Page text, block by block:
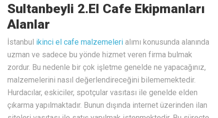
Sultanbeyli 2.El Cafe Ekipmanları
Alanlar
İstanbul ikinci el cafe malzemeleri alımı konusunda alanında
uzman ve sadece bu yönde hizmet veren firma bulmak
zordur. Bu nedenle bir çok işletme genelde ne yapacağınız,
malzemelerini nasıl değerlendireceğini bilememektedir.
Hurdacılar, eskiciler, spotçular vasıtası ile genelde elden
çıkarma yapılmaktadır. Bunun dışında internet üzerinden ilan